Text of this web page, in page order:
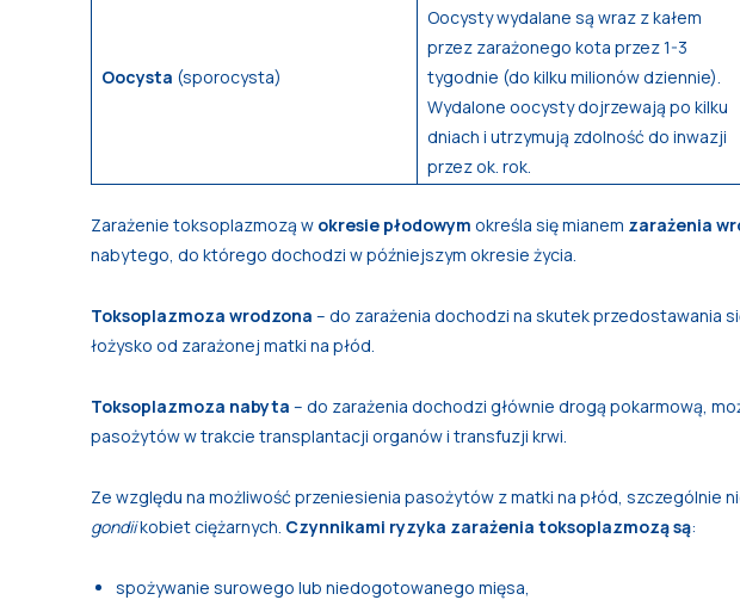
Oocysta (sporocysta)
Oocysty wydalane są wraz z kałem
przez zarażonego kota przez 1-3
tygodnie (do kilku milionów dziennie).
Wydalone oocysty dojrzewają po kilku
dniach i utrzymują zdolność do inwazji
przez ok. rok.
Zarażenie toksoplazmozą w okresie płodowym określa się mianem zarażenia
nabytego, do którego dochodzi w późniejszym okresie życia.
Toksoplazmoza wrodzona – do zarażenia dochodzi na skutek przedostawania
łożysko od zarażonej matki na płód.
Toksoplazmoza nabyta – do zarażenia dochodzi głównie drogą pokarmową,
pasożytów w trakcie transplantacji organów i transfuzji krwi.
Ze względu na możliwość przeniesienia pasożytów z matki na płód, szczególnie
gondiikobiet ciężarnych. Czynnikami ryzyka zarażenia toksoplazmozą są:
spożywanie surowego lub niedogotowanego mięsa,